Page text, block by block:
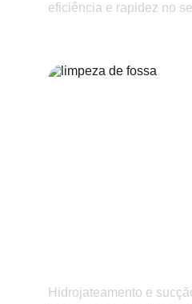
eficiência e rapidez no
Hidrojateamento e